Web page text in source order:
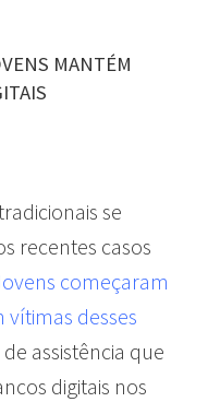
MANTÉM
se
recentes casos
começaram
vítimas desses
assistência que
digitais nos